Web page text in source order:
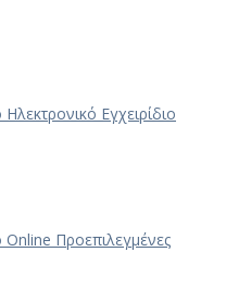
Εγχειρίδιο
Προεπιλεγμένες